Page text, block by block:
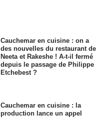
Cauchemar en cuisine : on a
des nouvelles du restaurant de
Neeta et Rakeshe ! A-t-il fermé
depuis le passage de Philippe
Etchebest ?
Cauchemar en cuisine : la
production lance un appel